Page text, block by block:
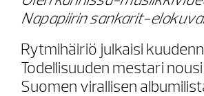
Napapiirin sankarit-
Rytmihäiriö julkaisi
Todellisuuden mestari
Suomen virallisen